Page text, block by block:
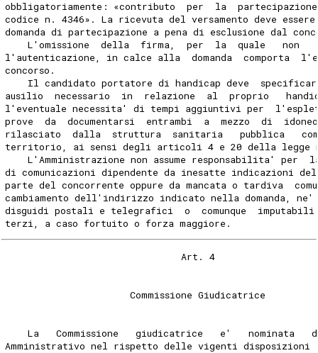
obbligatoriamente: «contributo  per  la
codice n. 4346». La ricevuta del versamento deve
domanda di partecipazione a pena di esclusione dal
L'omissione  della  firma,  per  la  quale   non
l'autenticazione, in calce alla  domanda  comporta
concorso.
Il candidato portatore di handicap deve
ausilio  necessario  in  relazione  al  proprio
l'eventuale necessita' di tempi aggiuntivi per
prove  da  documentarsi  entrambi  a  mezzo  di
rilasciato  dalla  struttura  sanitaria   pubblica
territorio, ai sensi degli articoli 4 e 20 della legge
L'Amministrazione non assume responsabilita' per
di comunicazioni dipendente da inesatte indicazioni
parte del concorrente oppure da mancata o tardiva
cambiamento dell'indirizzo indicato nella domanda,
disguidi postali e telegrafici  o  comunque
terzi, a caso fortuito o forza maggiore.
                               Art. 4
                      Commissione Giudicatrice
La   Commissione   giudicatrice   e'   nominata
Amministrativo nel rispetto delle vigenti